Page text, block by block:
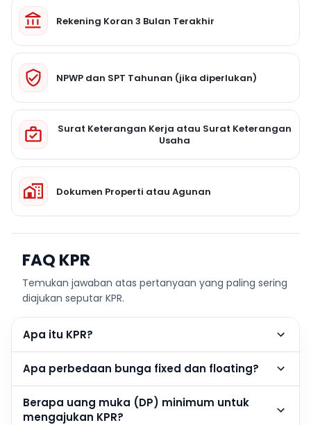
Rekening Koran 3 Bulan Terakhir
NPWP dan SPT Tahunan (jika diperlukan)
Surat Keterangan Kerja atau Surat Keterangan
Usaha
Dokumen Properti atau Agunan
FAQ KPR
Temukan jawaban atas pertanyaan yang paling sering
diajukan seputar KPR.
Apa itu KPR?
Apa perbedaan bunga fixed dan floating?
Berapa uang muka (DP) minimum untuk
mengajukan KPR?